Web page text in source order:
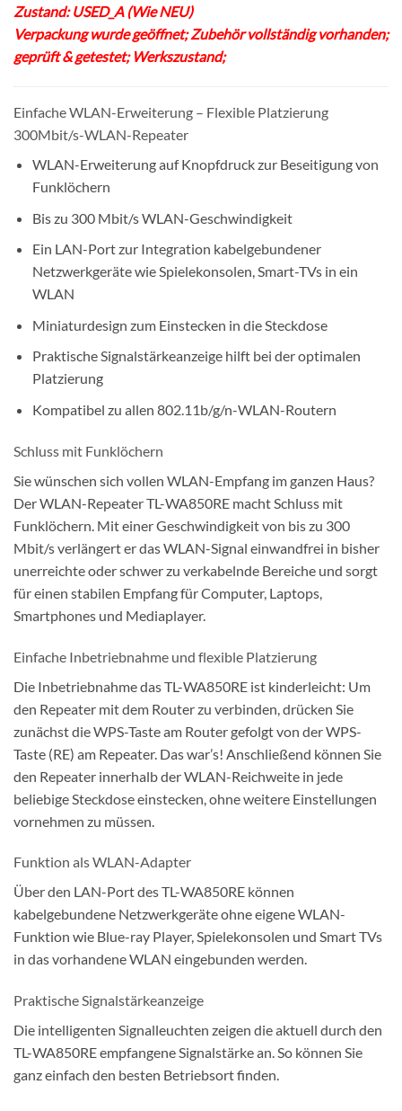
Zustand: USED_A (Wie NEU)
Verpackung wurde geöffnet; Zubehör vollständig vorhanden;
geprüft & getestet; Werkszustand;
Einfache WLAN-Erweiterung – Flexible Platzierung
300Mbit/s-WLAN-Repeater
WLAN-Erweiterung auf Knopfdruck zur Beseitigung von
Funklöchern
Bis zu 300 Mbit/s WLAN-Geschwindigkeit
Ein LAN-Port zur Integration kabelgebundener
Netzwerkgeräte wie Spielekonsolen, Smart-TVs in ein
WLAN
Miniaturdesign zum Einstecken in die Steckdose
Praktische Signalstärkeanzeige hilft bei der optimalen
Platzierung
Kompatibel zu allen 802.11b/g/n-WLAN-Routern
Schluss mit Funklöchern
Sie wünschen sich vollen WLAN-Empfang im ganzen Haus?
Der WLAN-Repeater TL-WA850RE macht Schluss mit
Funklöchern. Mit einer Geschwindigkeit von bis zu 300
Mbit/s verlängert er das WLAN-Signal einwandfrei in bisher
unerreichte oder schwer zu verkabelnde Bereiche und sorgt
für einen stabilen Empfang für Computer, Laptops,
Smartphones und Mediaplayer.
Einfache Inbetriebnahme und flexible Platzierung
Die Inbetriebnahme das TL-WA850RE ist kinderleicht: Um
den Repeater mit dem Router zu verbinden, drücken Sie
zunächst die WPS-Taste am Router gefolgt von der WPS-
Taste (RE) am Repeater. Das war’s! Anschließend können Sie
den Repeater innerhalb der WLAN-Reichweite in jede
beliebige Steckdose einstecken, ohne weitere Einstellungen
vornehmen zu müssen.
Funktion als WLAN-Adapter
Über den LAN-Port des TL-WA850RE können
kabelgebundene Netzwerkgeräte ohne eigene WLAN-
Funktion wie Blue-ray Player, Spielekonsolen und Smart TVs
in das vorhandene WLAN eingebunden werden.
Praktische Signalstärkeanzeige
Die intelligenten Signalleuchten zeigen die aktuell durch den
TL-WA850RE empfangene Signalstärke an. So können Sie
ganz einfach den besten Betriebsort finden.